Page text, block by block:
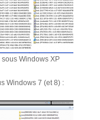
Windows XP
Windows 7 (et 8) :